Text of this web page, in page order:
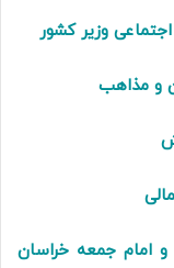
وزیر کشور
و مذاهب
و امام جمعه خراسان